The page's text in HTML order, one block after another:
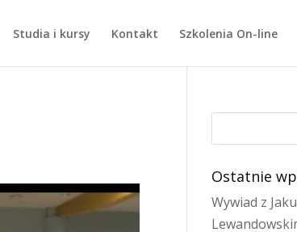
Studia i kursy Kontakt Szkolenia On-line
Ostatnie
Wywiad z